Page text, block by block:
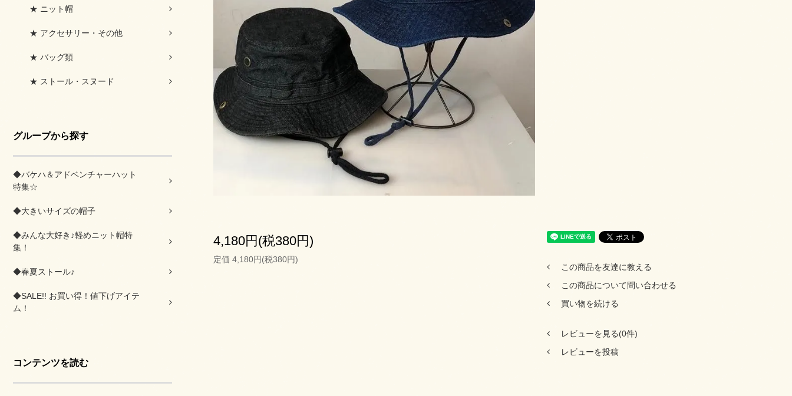
★ ニット帽
★ アクセサリー・その他
★ バッグ類
★ ストール・スヌード
グループから探す
◆バケハ＆アドベンチャーハット
特集☆
◆大きいサイズの帽子
◆みんな大好き♪軽めニット帽特
集！
◆春夏ストール♪
◆SALE!! お買い得！値下げアイテ
ム！
コンテンツを読む
4,180円(税380円)
定価 4,180円(税380円)
この商品を友達に教える
この商品について問い合わせる
買い物を続ける
レビューを見る(0件)
レビューを投稿